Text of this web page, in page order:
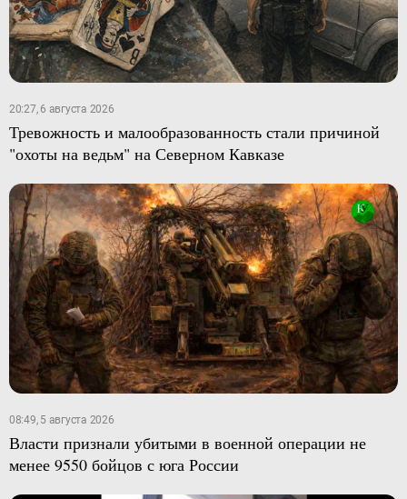
20:27, 6 августа 2026
Тревожность и малообразованность стали причиной
"охоты на ведьм" на Северном Кавказе
08:49, 5 августа 2026
Власти признали убитыми в военной операции не
менее 9550 бойцов с юга России